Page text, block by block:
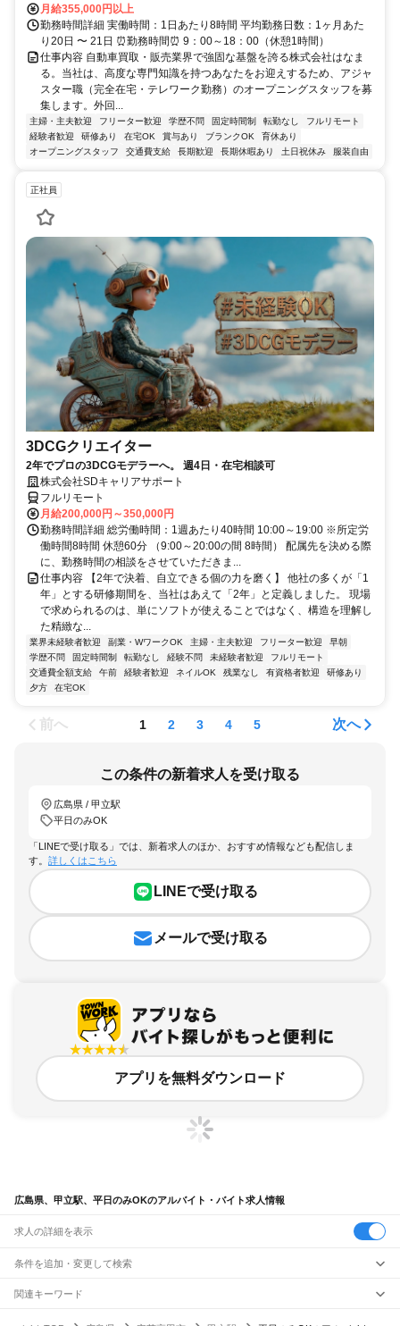
月給355,000円以上
勤務時間詳細 実働時間：1日あたり8時間 平均勤務日数：1ヶ月あた
り20日 〜 21日 ⏰勤務時間⏰ 9：00～18：00（休憩1時間）
仕事内容 自動車買取・販売業界で強固な基盤を誇る株式会社はなま
る。当社は、高度な専門知識を持つあなたをお迎えするため、アジャ
スター職（完全在宅・テレワーク勤務）のオープニングスタッフを募
集します。外回...
主婦・主夫歓迎 フリーター歓迎 学歴不問 固定時間制 転勤なし
フルリモート
経験者歓迎
研修あり 在宅OK 賞与あり ブランクOK
育休あり
オープニングスタッフ
交通費支給 長期歓迎 長期休暇あり 土日祝休み 服装自由
正社員
3DCGクリエイター
2年でプロの3DCGモデラーへ。 週4日・在宅相談可
株式会社SDキャリアサポート
フルリモート
月給200,000円～350,000円
勤務時間詳細 総労働時間：1週あたり40時間 10:00～19:00 ※所定労
働時間8時間 休憩60分 （9:00～20:00の間 8時間） 配属先を決める際
に、勤務時間の相談をさせていただきま...
仕事内容 【2年で決着、自立できる個の力を磨く】 他社の多くが「1
年」とする研修期間を、当社はあえて「2年」と定義しました。 現場
で求められるのは、単にソフトが使えることではなく、構造を理解し
た精緻な...
業界未経験者歓迎 副業・WワークOK 主婦・主夫歓迎 フリーター歓迎
早朝
学歴不問
固定時間制 転勤なし 経験不問 未経験者歓迎
フルリモート
交通費全額支給
午前 経験者歓迎 ネイルOK 残業なし 有資格者歓迎
研修あり
夕方
在宅OK
前へ 1 2 3 4 5 次へ
この条件の新着求人を受け取る
広島県 / 甲立駅
平日のみOK
「LINEで受け取る」では、新着求人のほか、おすすめ情報なども配信しま
す。 詳しくはこちら
LINEで受け取る
メールで受け取る
アプリを無料ダウンロード
広島県、甲立駅、平日のみOKのアルバイト・バイト求人情報
求人の詳細を表示
条件を追加・変更して検索
市区町村を追加・変更
関連キーワード